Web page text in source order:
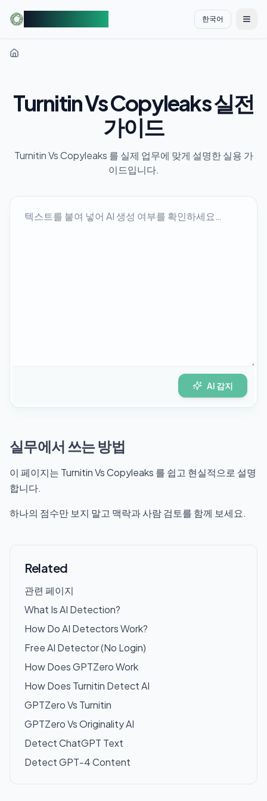
한국어 切换
Turnitin Vs Copyleaks 실전
가이드
Turnitin Vs Copyleaks 를 실제 업무에 맞게 설명한 실용 가
이드입니다.
AI 감지
실무에서 쓰는 방법
이 페이지는 Turnitin Vs Copyleaks 를 쉽고 현실적으로 설명
합니다.
하나의 점수만 보지 말고 맥락과 사람 검토를 함께 보세요.
Related
관련 페이지
What Is AI Detection?
How Do AI Detectors Work?
Free AI Detector (No Login)
How Does GPTZero Work
How Does Turnitin Detect AI
GPTZero Vs Turnitin
GPTZero Vs Originality AI
Detect ChatGPT Text
Detect GPT-4 Content